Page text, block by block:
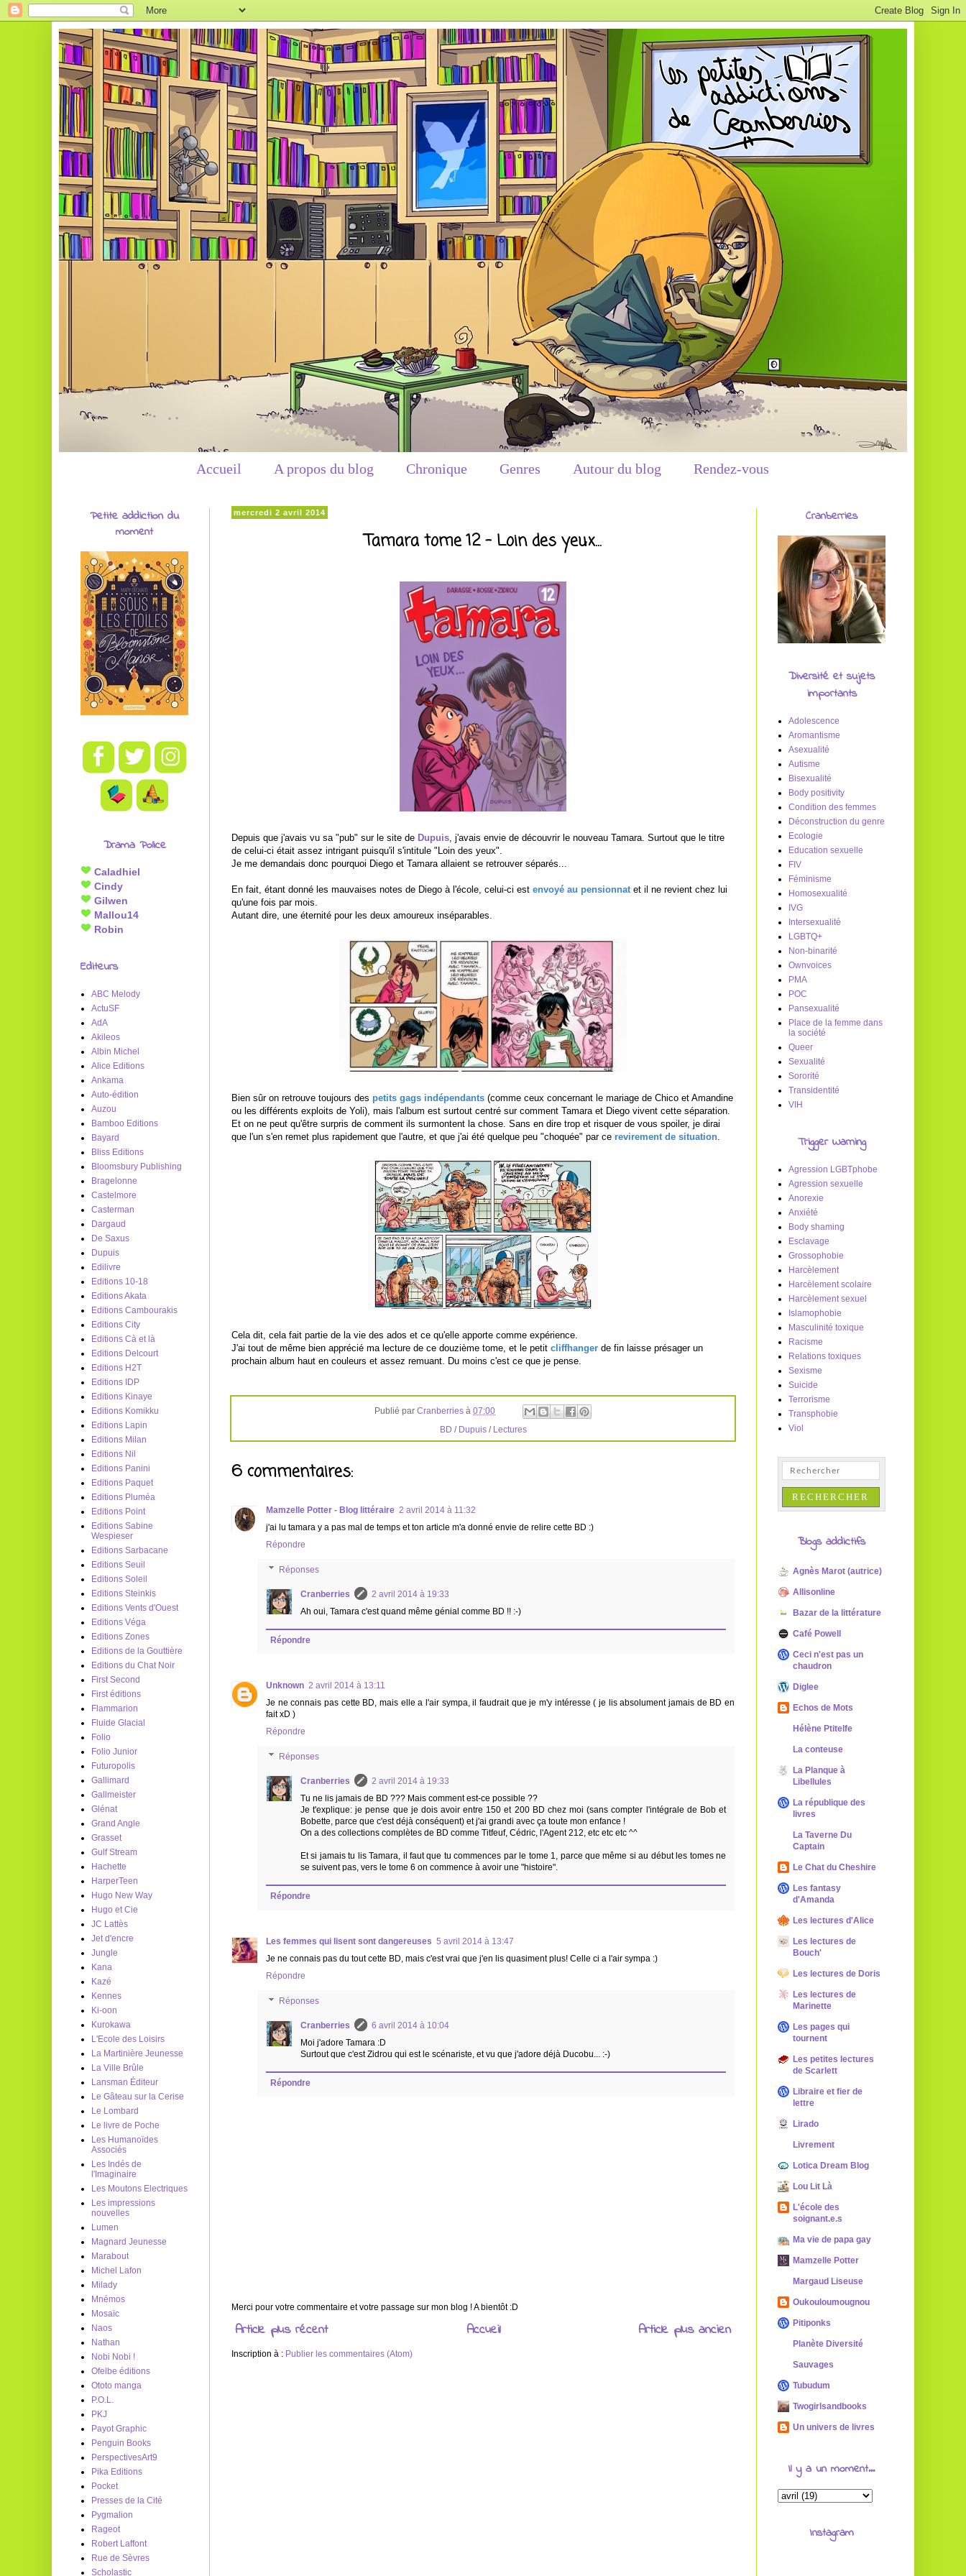
Accueil A propos du blog Chronique Genres Autour du blog Rendez-vous
mercredi 2 avril 2014
Tamara tome 12 - Loin des yeux...
Depuis que j'avais vu sa "pub" sur le site de Dupuis , j'avais envie de découvrir le nouveau Tamara. Surtout que le titre
de celui-ci était assez intrigant puisqu'il s'intitule "Loin des yeux".
Je me demandais donc pourquoi Diego et Tamara allaient se retrouver séparés...
En fait, étant donné les mauvaises notes de Diego à l'école, celui-ci est envoyé au pensionnat et il ne revient chez lui
qu'une fois par mois.
Autant dire, une éternité pour les deux amoureux inséparables.
Bien sûr on retrouve toujours des petits gags indépendants (comme ceux concernant le mariage de Chico et Amandine
ou les différents exploits de Yoli), mais l'album est surtout centré sur comment Tamara et Diego vivent cette séparation.
Et on ne peut qu'être surpris de comment ils surmontent la chose. Sans en dire trop et risquer de vous spoiler, je dirai
que l'un s'en remet plus rapidement que l'autre, et que j'ai été quelque peu "choquée" par ce revirement de situation
Cela dit, cela fait partie de la vie des ados et ce qu'elle apporte comme expérience.
J'ai tout de même bien apprécié ma lecture de ce douzième tome, et le petit cliffhanger de fin laisse présager un
prochain album haut en couleurs et assez remuant. Du moins c'est ce que je pense.
Publié par Cranberries à 07:00
BD / Dupuis/ Lectures
6 commentaires:
Mamzelle Potter - Blog littéraire 2 avril 2014 à 11:32
j'ai lu tamara y a pas mal de temps et ton article m'a donné envie de relire cette BD :)
Répondre
Réponses
Cranberries
2 avril 2014 à 19:33
Ah oui, Tamara c'est quand même génial comme BD !! :-)
Répondre
Unknown 2 avril 2014 à 13:11
Je ne connais pas cette BD, mais elle a l'air sympa, il faudrait que je m'y intéresse ( je lis absolument jamais de BD en
fait xD )
Répondre
Réponses
Cranberries
2 avril 2014 à 19:33
Tu ne lis jamais de BD ??? Mais comment est-ce possible ??
Je t'explique: je pense que je dois avoir entre 150 et 200 BD chez moi (sans compter l'intégrale de Bob et
Bobette, parce que c'est déjà conséquent) et j'ai grandi avec ça toute mon enfance !
On a des collections complètes de BD comme Titfeuf, Cédric, l'Agent 212, etc etc etc ^^
Et si jamais tu lis Tamara, il faut que tu commences par le tome 1, parce que même si au début les tomes ne
se suivent pas, vers le tome 6 on commence à avoir une "histoire".
Répondre
Les femmes qui lisent sont dangereuses 5 avril 2014 à 13:47
Je ne connais pas du tout cette BD, mais c'est vrai que j'en lis quasiment plus! Celle ci a l'air sympa :)
Répondre
Réponses
Cranberries
6 avril 2014 à 10:04
Moi j'adore Tamara :D
Surtout que c'est Zidrou qui est le scénariste, et vu que j'adore déjà Ducobu... :-)
Répondre
Merci pour votre commentaire et votre passage sur mon blog ! A bientôt :D
Article plus récent Article plus ancien
Accueil
Inscription à : Publier les commentaires (Atom)
Petite addiction du
moment
Drama Police
Caladhiel
Cindy
Gilwen
Mallou14
Robin
Editeurs
ABC Melody
ActuSF
AdA
Akileos
Albin Michel
Alice Editions
Ankama
Auto-édition
Auzou
Bamboo Editions
Bayard
Bliss Editions
Bloomsbury Publishing
Bragelonne
Castelmore
Casterman
Dargaud
De Saxus
Dupuis
Edilivre
Editions 10-18
Editions Akata
Editions Cambourakis
Editions City
Editions Cà et là
Editions Delcourt
Editions H2T
Editions IDP
Editions Kinaye
Editions Komikku
Editions Lapin
Editions Milan
Editions Nil
Editions Panini
Editions Paquet
Editions Pluméa
Editions Point
Editions Sabine
Wespieser
Editions Sarbacane
Editions Seuil
Editions Soleil
Editions Steinkis
Editions Vents d'Ouest
Editions Véga
Editions Zones
Editions de la Gouttière
Editions du Chat Noir
First Second
First éditions
Flammarion
Fluide Glacial
Folio
Folio Junior
Futuropolis
Gallimard
Gallmeister
Glénat
Grand Angle
Grasset
Gulf Stream
Hachette
HarperTeen
Hugo New Way
Hugo et Cie
JC Lattès
Jet d'encre
Jungle
Kana
Kazé
Kennes
Ki-oon
Kurokawa
L'Ecole des Loisirs
La Martinière Jeunesse
La Ville Brûle
Lansman Éditeur
Le Gâteau sur la Cerise
Le Lombard
Le livre de Poche
Les Humanoïdes
Associés
Les Indés de
l'Imaginaire
Les Moutons Electriques
Les impressions
nouvelles
Lumen
Magnard Jeunesse
Marabout
Michel Lafon
Milady
Mnémos
Mosaïc
Naos
Nathan
Nobi Nobi !
Ofelbe éditions
Ototo manga
P.O.L.
PKJ
Payot Graphic
Penguin Books
PerspectivesArt9
Pika Editions
Pocket
Presses de la Cité
Pygmalion
Rageot
Robert Laffont
Rue de Sèvres
Scholastic
Cranberries
Diversité et sujets
importants
Adolescence
Aromantisme
Asexualité
Autisme
Bisexualité
Body positivity
Condition des femmes
Déconstruction du genre
Ecologie
Education sexuelle
FIV
Féminisme
Homosexualité
IVG
Intersexualité
LGBTQ+
Non-binarité
Ownvoices
PMA
POC
Pansexualité
Place de la femme dans
la société
Queer
Sexualité
Sororité
Transidentité
VIH
Trigger Warning
Agression LGBTphobe
Agression sexuelle
Anorexie
Anxiété
Body shaming
Esclavage
Grossophobie
Harcèlement
Harcèlement scolaire
Harcèlement sexuel
Islamophobie
Masculinité toxique
Racisme
Relations toxiques
Sexisme
Suicide
Terrorisme
Transphobie
Viol
Blogs addictifs
Agnès Marot (autrice)
Allisonline
Bazar de la littérature
Café Powell
Ceci n'est pas un
chaudron
Diglee
Echos de Mots
Hélène Ptitelfe
La conteuse
La Planque à
Libellules
La république des
livres
La Taverne Du
Captain
Le Chat du Cheshire
Les fantasy
d'Amanda
Les lectures d'Alice
Les lectures de
Bouch'
Les lectures de Doris
Les lectures de
Marinette
Les pages qui
tournent
Les petites lectures
de Scarlett
Libraire et fier de
lettre
Lirado
Livrement
Lotica Dream Blog
Lou Lit Là
L'école des
soignant.e.s
Ma vie de papa gay
Mamzelle Potter
Margaud Liseuse
Oukouloumougnou
Pitiponks
Planète Diversité
Sauvages
Tubudum
Twogirlsandbooks
Un univers de livres
Il y a un moment...
Instagram